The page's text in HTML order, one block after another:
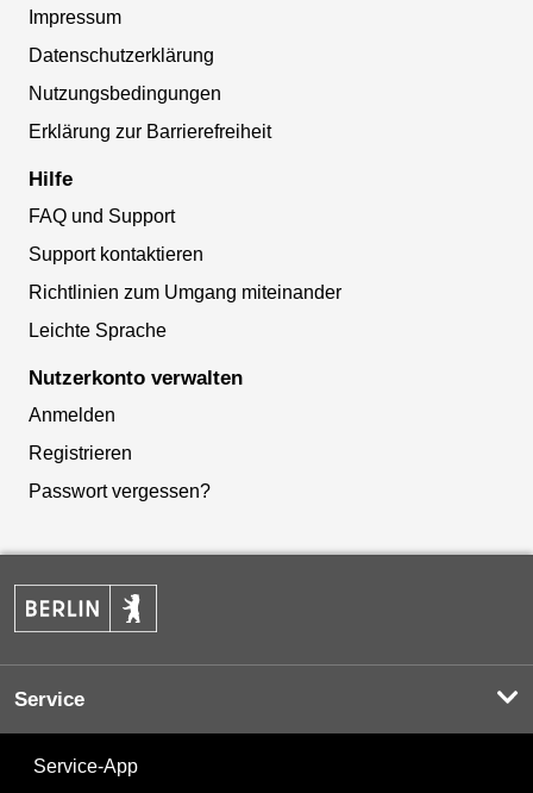
Impressum
Datenschutzerklärung
Nutzungsbedingungen
Erklärung zur Barrierefreiheit
Hilfe
FAQ und Support
Support kontaktieren
Richtlinien zum Umgang miteinander
Leichte Sprache
Nutzerkonto verwalten
Anmelden
Registrieren
Passwort vergessen?
Service
Service-App